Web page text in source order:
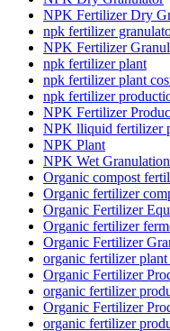
NPK Fertilizer Dry
npk fertilizer
NPK Fertilizer
npk fertilizer plant
npk fertilizer plant
npk fertilizer
NPK Fertilizer
NPK lliquid fertilizer
NPK Plant
NPK Wet Granulation
Organic compost
Organic fertilizer
Organic Fertilizer
Organic fertilizer
Organic Fertilizer
organic fertilizer plant
Organic Fertilizer
organic fertilizer
Organic Fertilizer
organic fertilizer